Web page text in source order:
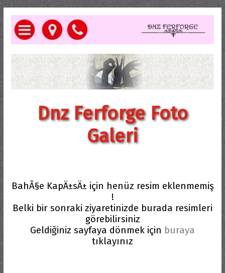
Dnz Ferforge Foto
Galeri
BahÃ§e KapÄ±sÄ± için henüz resim eklenmemiş
!
Belki bir sonraki ziyaretinizde burada resimleri
görebilirsiniz
Geldiğiniz sayfaya dönmek için buraya
tıklayınız